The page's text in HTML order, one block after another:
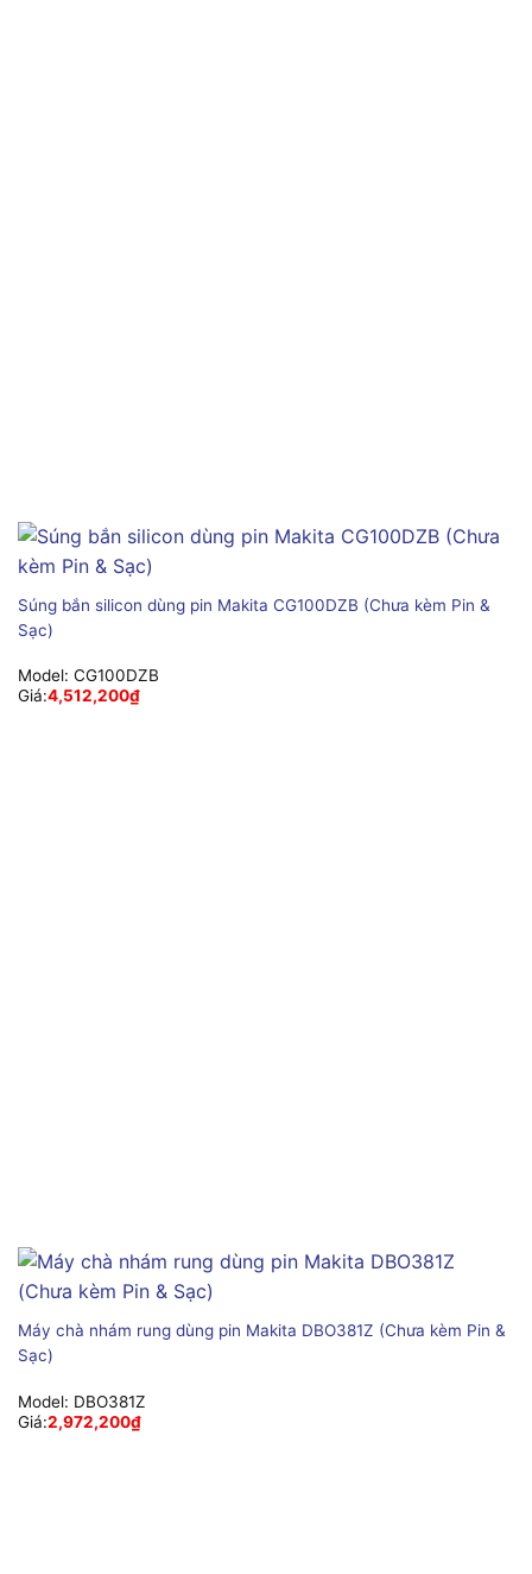
Súng bắn silicon dùng pin Makita CG100DZB (Chưa kèm Pin &
Sạc)
Model: CG100DZB
Giá:4,512,200₫
Máy chà nhám rung dùng pin Makita DBO381Z (Chưa kèm Pin &
Sạc)
Model: DBO381Z
Giá:2,972,200₫